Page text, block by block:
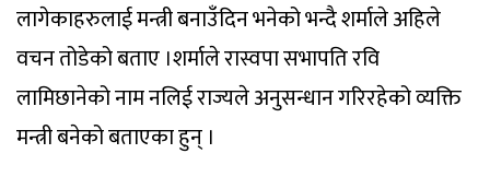
लागेकाहरुलाई मन्त्री बनाउँदिन भनेको भन्दै शर्माले अहिले
वचन तोडेको बताए ।शर्माले रास्वपा सभापति रवि
लामिछानेको नाम नलिई राज्यले अनुसन्धान गरिरहेको व्यक्ति
मन्त्री बनेको बताएका हुन् ।